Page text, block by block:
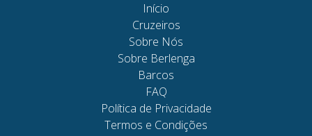
Início
Cruzeiros
Sobre Nós
Sobre Berlenga
Barcos
FAQ
Política de Privacidade
Termos e Condições